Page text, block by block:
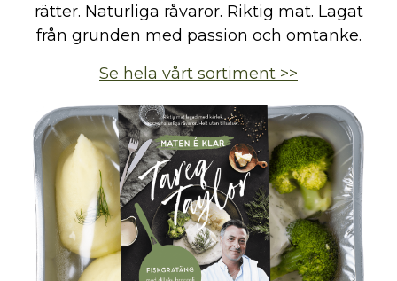
rätter. Naturliga råvaror. Riktig mat. Lagat
från grunden med passion och omtanke.
Se hela vårt sortiment >>